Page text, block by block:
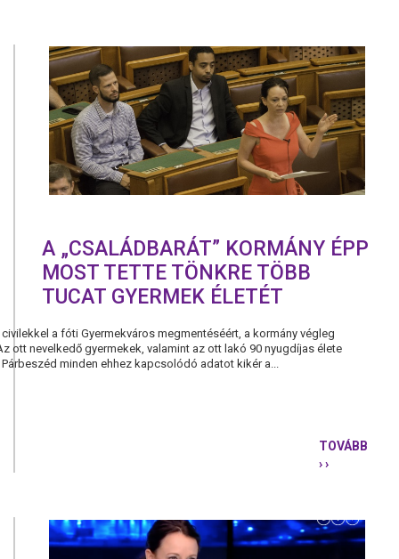
ZÁSZLÓT
A
KÉPVISELŐI
IRODAHÁZ
ABLAKÁBA!
A „CSALÁDBARÁT” KORMÁNY ÉPP
MOST TETTE TÖNKRE TÖBB
TUCAT GYERMEK ÉLETÉT
a fóti Gyermekváros megmentéséért, a kormány végleg
ott nevelkedő gyermekek, valamint az ott lakó 90 nyugdíjas élete
minden ehhez kapcsolódó adatot kikér a...
TOVÁBB
› ›
ÉPP
MOST